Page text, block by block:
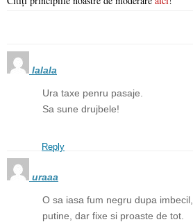
lalala
Ura taxe penru pasaje.
Sa sune drujbele!
Reply
uraaa
O sa iasa fum negru dupa
putine, dar fixe si proaste de tot.